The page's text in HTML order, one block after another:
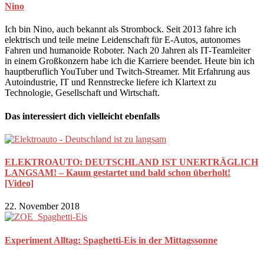
Nino
Ich bin Nino, auch bekannt als Strombock. Seit 2013 fahre ich
elektrisch und teile meine Leidenschaft für E-Autos, autonomes
Fahren und humanoide Roboter. Nach 20 Jahren als IT-Teamleiter
in einem Großkonzern habe ich die Karriere beendet. Heute bin ich
hauptberuflich YouTuber und Twitch-Streamer. Mit Erfahrung aus
Autoindustrie, IT und Rennstrecke liefere ich Klartext zu
Technologie, Gesellschaft und Wirtschaft.
Das interessiert dich vielleicht ebenfalls
ELEKTROAUTO: DEUTSCHLAND IST UNERTRÄGLICH
LANGSAM! – Kaum gestartet und bald schon überholt!
[Video]
22. November 2018
Experiment Alltag: Spaghetti-Eis in der Mittagssonne